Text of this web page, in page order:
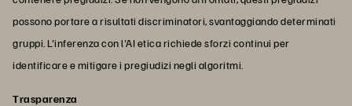
possono portare a risultati discriminatori, svantaggiando determinati
gruppi. L'inferenza con l'AI etica richiede sforzi continui per
identificare e mitigare i pregiudizi negli algoritmi.
Trasparenza